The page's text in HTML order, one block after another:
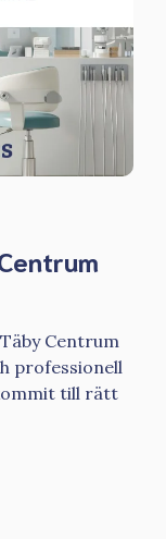
Centrum
professionell
till rätt